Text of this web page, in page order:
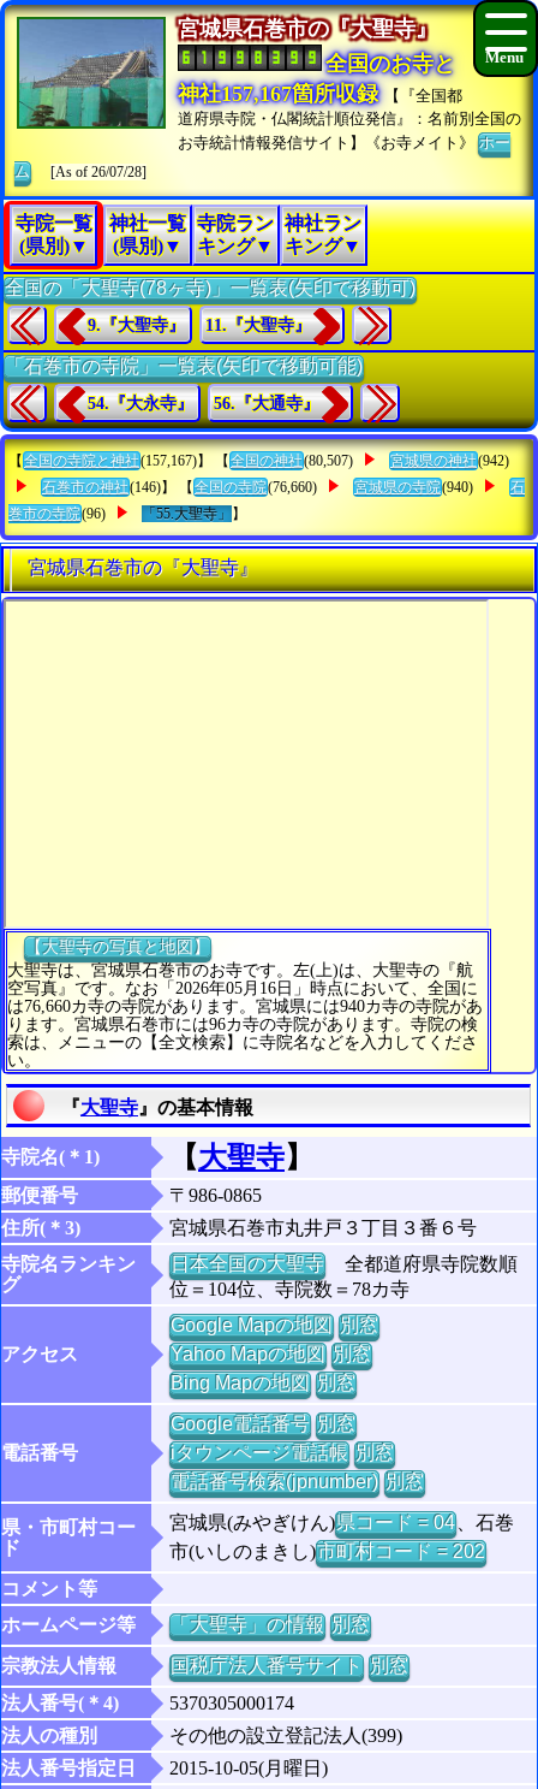
宮城県石巻市の『大聖寺』
全国のお寺と
神社157,167箇所収録
【『全国都
道府県寺院・仏閣統計順位発信』：名前別全国の
お寺統計情報発信サイト】《お寺メイト》ホー
ム
[As of 26/07/28]
寺院一覧
(県別)▼
神社一覧
(県別)▼
寺院ラン
キング▼
神社ラン
キング▼
全国の「大聖寺(78ヶ寺)」一覧表(矢印で移動可)
9.『大聖寺』 11.『大聖寺』
「石巻市の寺院」一覧表(矢印で移動可能)
54.『大永寺』 56.『大通寺』
【 全国の寺院と神社(157,167)】 【 全国の神社(80,507) 宮城県の神社(942)
石巻市の神社(146)】 【 全国の寺院(76,660) 宮城県の寺院(940)
石
巻市の寺院(96) 「55.大聖寺」 】
宮城県石巻市の『大聖寺』
【大聖寺の写真と地図】
大聖寺は、宮城県石巻市のお寺です。左(上)は、大聖寺の『航
空写真』です。なお「2026年05月16日」時点において、全国に
は76,660カ寺の寺院があります。宮城県には940カ寺の寺院があ
ります。宮城県石巻市には96カ寺の寺院があります。寺院の検
索は、メニューの【全文検索】に寺院名などを入力してくださ
い。
『大聖寺 』の基本情報
寺院名(＊1) 【大聖寺】
郵便番号
〒986-0865
住所(＊3)
宮城県石巻市丸井戸３丁目３番６号
寺院名ランキン
グ
日本全国の大聖寺全都道府県寺院数順
位＝104位、寺院数＝78カ寺
アクセス
Google Mapの地図 別窓
Yahoo Mapの地図 別窓
Bing Mapの地図 別窓
電話番号
Google電話番号 別窓
iタウンページ電話帳 別窓
電話番号検索(jpnumber) 別窓
県・市町村コー
ド
宮城県(みやぎけん)県コード = 04、石巻
市(いしのまきし)市町村コード = 202
コメント等
ホームページ等
「大聖寺」の情報 別窓
宗教法人情報
国税庁法人番号サイト 別窓
法人番号(＊4)
5370305000174
法人の種別
その他の設立登記法人(399)
法人番号指定日
2015-10-05(月曜日)